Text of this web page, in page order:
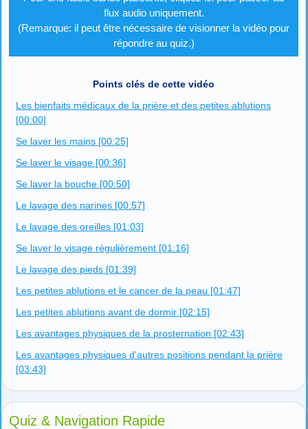
flux audio uniquement.
(Remarque: il peut être nécessaire de visionner la vidéo pour
répondre au quiz.)
Points clés de cette vidéo
Les bienfaits médicaux de la prière et des petites ablutions
[00:00]
Se laver les mains [00:25]
Se laver le visage [00:36]
Se laver la bouche [00:50]
Le lavage des narines [00:57]
Le lavage des oreilles [01:03]
Se laver le visage régulièrement [01:16]
Le lavage des pieds [01:39]
Les petites ablutions et le cancer de la peau [01:47]
Les petites ablutions avant de dormir [02:15]
Les avantages physiques de la prosternation [02:43]
Les avantages physiques d'autres positions pendant la prière
[03:43]
Quiz & Navigation Rapide